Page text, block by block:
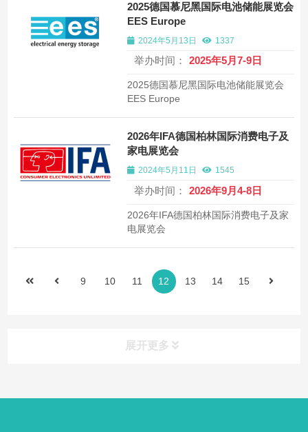
2025德国慕尼黑国际电池储能展览会
EES Europe
2024年5月13日 1337
举办时间： 2025年5月7-9日
2025德国慕尼黑国际电池储能展览会
EES Europe
2026年IFA德国柏林国际消费电子及
家电展览会
2024年5月11日 1545
举办时间： 2026年9月4-8日
2026年IFA德国柏林国际消费电子及家
电展览会
9 10 11 12 13 14 15
展开更多